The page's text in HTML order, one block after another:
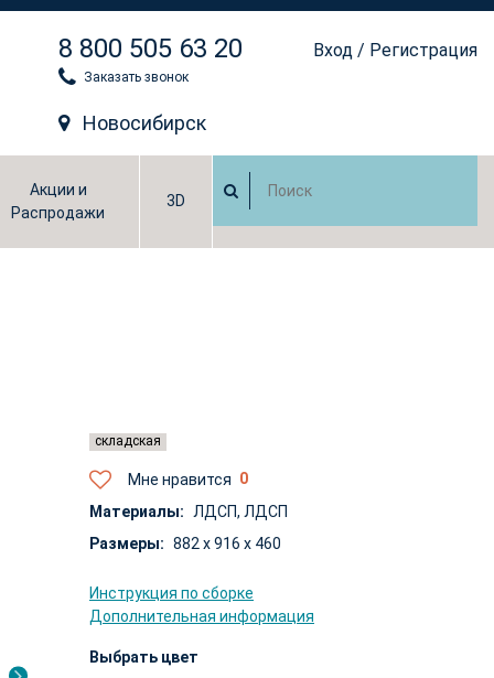
8 800 505 63 20
Заказать звонок
Новосибирск
Вход / Регистрация
Акции и
Распродажи
3D
складская
Мне нравится
Материалы:
ЛДСП, ЛДСП
Размеры: 882 x 916 x 460
Инструкция по сборке
Дополнительная информация
Выбрать цвет